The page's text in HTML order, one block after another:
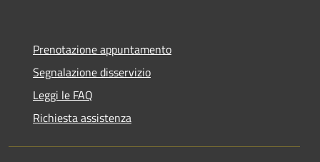
Prenotazione appuntamento
Segnalazione disservizio
Leggi le FAQ
Richiesta assistenza